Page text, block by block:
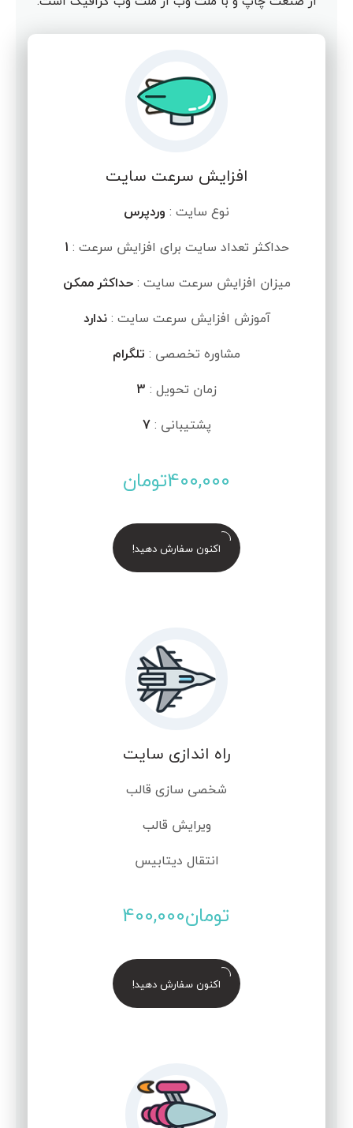
افزایش سرعت سایت
نوع سایت : وردپرس
حداکثر تعداد سایت برای افزایش سرعت : 1
میزان افزایش سرعت سایت :حداکثر ممکن
آموزش افزایش سرعت سایت :ندارد
مشاوره تخصصی : تلگرام
زمان تحویل : 3
پشتیبانی :7
400,000تومان
اکنون سفارش دهید!
راه اندازی سایت
شخصی سازی قالب
ویرایش قالب
انتقال دیتابیس
تومان400,000
اکنون سفارش دهید!